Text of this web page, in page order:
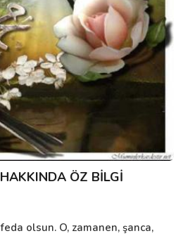
ÖZ BİLGİ
olsun. O, zamanen, şanca,